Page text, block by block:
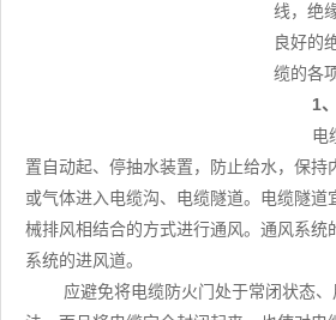
线，绝
良好的
缆的各
1
电
置自动起、停抽水装置，防止给水，保
或气体进入电缆沟、电缆隧道。电缆隧
械排风相结合的方式进行通风。通风系
系统的进风道。
应避免将电缆防火门处于常闭状态